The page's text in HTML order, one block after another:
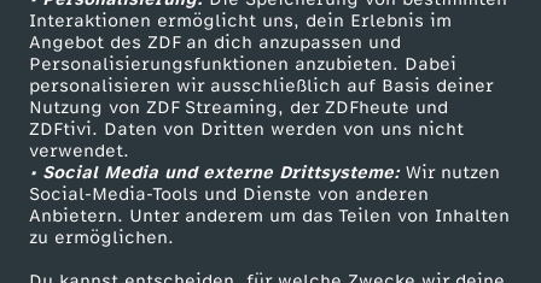
Interaktionen ermöglicht uns, dein Erlebnis im
Angebot des ZDF an dich anzupassen und
Personalisierungsfunktionen anzubieten. Dabei
personalisieren wir ausschließlich auf Basis deiner
Nutzung von ZDF Streaming, der ZDFheute und
ZDFtivi. Daten von Dritten werden von uns nicht
verwendet.
• Social Media und externe Drittsysteme:Wir nutzen
Social-Media-Tools und Dienste von anderen
Anbietern. Unter anderem um das Teilen von Inhalten
zu ermöglichen.
I
N
T
R
O
Sendungen A-Z
TV-Programm
Hilfe
ZDF Unternehmen
Karriere